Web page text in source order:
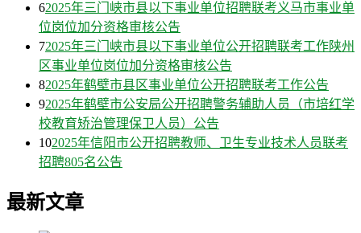
62025年三门峡市县以下事业单位招聘联考义马市事业单
位岗位加分资格审核公告
72025年三门峡市县以下事业单位公开招聘联考工作陕州
区事业单位岗位加分资格审核公告
82025年鹤壁市县区事业单位公开招聘联考工作公告
92025年鹤壁市公安局公开招聘警务辅助人员（市培红学
校教育矫治管理保卫人员）公告
102025年信阳市公开招聘教师、卫生专业技术人员联考
招聘805名公告
最新文章